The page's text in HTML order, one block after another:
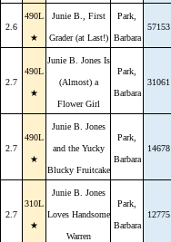
2.6
490L
★
Junie B., First
Grader (at Last!)
Park,
Barbara
57153
2.7
490L
★
Junie B. Jones Is
(Almost) a
Flower Girl
Park,
Barbara
31061
2.7
490L
★
Junie B. Jones
and the Yucky
Blucky Fruitcake
Park,
Barbara
14678
2.7
310L
★
Junie B. Jones
Loves Handsome
Warren
Park,
Barbara
12775